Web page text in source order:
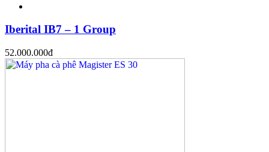
Iberital IB7 – 1 Group
52.000.000đ